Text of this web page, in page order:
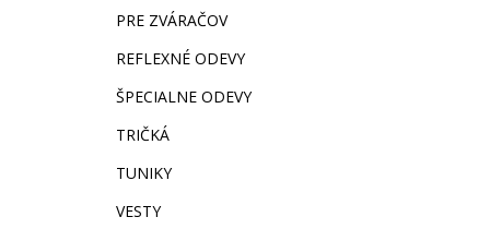
PRE ZVÁRAČOV
REFLEXNÉ ODEVY
ŠPECIALNE ODEVY
TRIČKÁ
TUNIKY
VESTY